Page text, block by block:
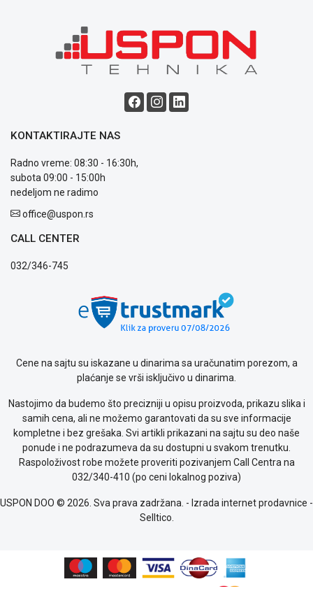
KONTAKTIRAJTE NAS
Radno vreme: 08:30 - 16:30h,
subota 09:00 - 15:00h
nedeljom ne radimo
office@uspon.rs
CALL CENTER
032/346-745
Cene na sajtu su iskazane u dinarima sa uračunatim porezom, a
plaćanje se vrši isključivo u dinarima.
Nastojimo da budemo što precizniji u opisu proizvoda, prikazu slika i
samih cena, ali ne možemo garantovati da su sve informacije
kompletne i bez grešaka. Svi artikli prikazani na sajtu su deo naše
ponude i ne podrazumeva da su dostupni u svakom trenutku.
Raspoloživost robe možete proveriti pozivanjem Call Centra na
032/340-410 (po ceni lokalnog poziva)
USPON DOO © 2026. Sva prava zadržana. - Izrada internet prodavnice -
Selltico.